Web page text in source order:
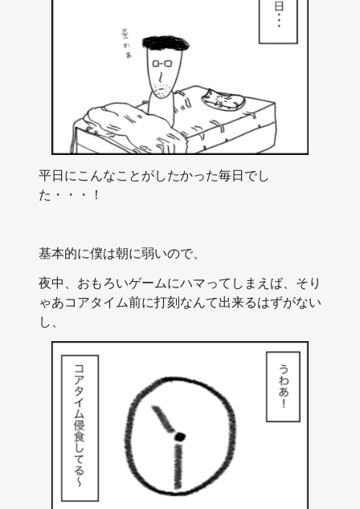
平日にこんなことがしたかった毎日でし
た・・・！
基本的に僕は朝に弱いので、
夜中、おもろいゲームにハマってしまえば、そり
ゃあコアタイム前に打刻なんて出来るはずがない
し、